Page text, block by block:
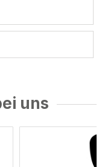
uns